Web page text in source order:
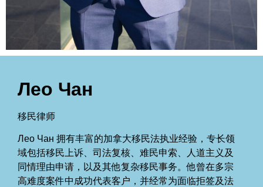
Лео Чан
移民律师
Лео Чан 拥有丰富的加拿大移民法执业经验，专长领
域包括移民上诉、司法复核、难民申索、人道主义及
同情理由申请，以及其他复杂移民事务。他曾在多宗
高难度案件中成功代表客户，并经常为面临拒签及法